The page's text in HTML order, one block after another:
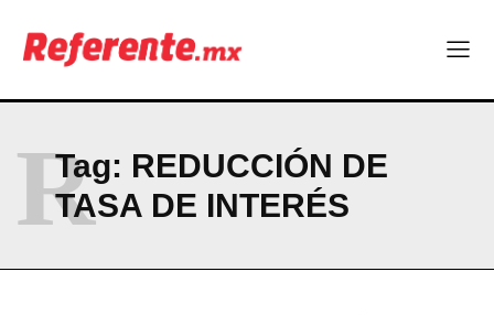
ABOUT
CONTACT
NEWSLETTER
Tag: REDUCCIÓN DE
TASA DE INTERÉS
R